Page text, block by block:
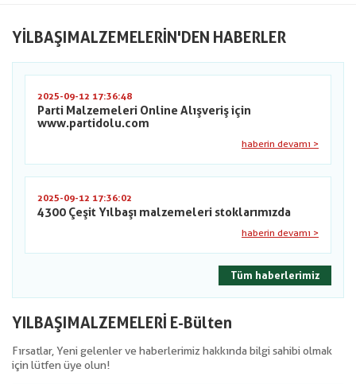
YILBAŞIMALZEMELERIN'DEN HABERLER
2025-09-12 17:36:48
Parti Malzemeleri Online Alışveriş için
www.partidolu.com
haberin devamı >
2025-09-12 17:36:02
4300 Çeşit Yılbaşı malzemeleri stoklarımızda
haberin devamı >
Tüm haberlerimiz
YILBAŞIMALZEMELERİ E-Bülten
Fırsatlar, Yeni gelenler ve haberlerimiz hakkında bilgi sahibi olmak
için lütfen üye olun!